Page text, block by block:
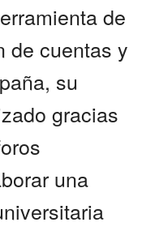
de
de cuentas y
su
gracias
una